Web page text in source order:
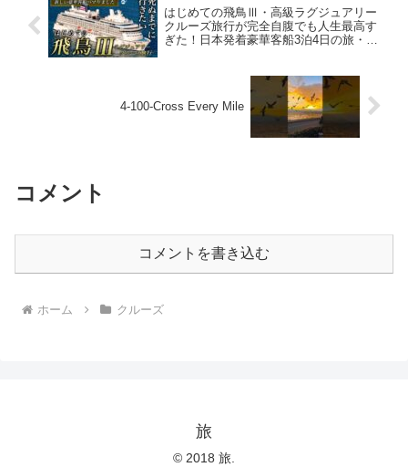
はじめての飛鳥Ⅲ・高級ラグジュアリー
クルーズ旅行が完全自腹でも人生最高す
ぎた！日本発着豪華客船3泊4日の旅・乗
4-100-Cross Every Mile
コメント
コメントを書き込む
ホーム クルーズ
旅
© 2018 旅.